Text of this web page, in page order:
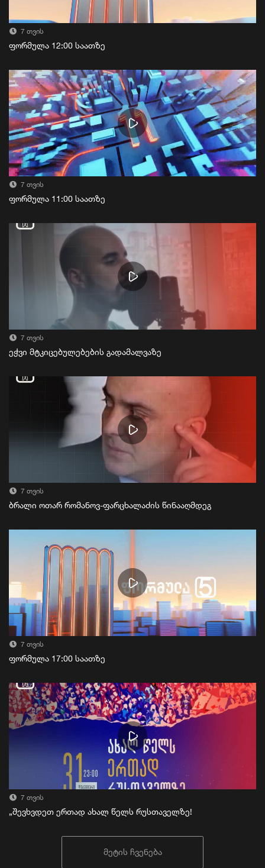
7 თვის
ფორმულა 12:00 საათზე
7 თვის
ფორმულა 11:00 საათზე
7 თვის
ეჭვი მტკიცებულებების გადამალვაზე
7 თვის
ბრალი ოთარ რომანოვ-ფარცხალაძის წინააღმდეგ
7 თვის
ფორმულა 17:00 საათზე
7 თვის
„შევხვდეთ ერთად ახალ წელს რუსთაველზე!
მეტის ჩვენება